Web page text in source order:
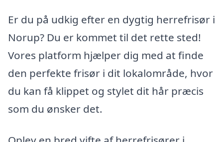
Er du på udkig efter en dygtig herrefrisør i
Norup? Du er kommet til det rette sted!
Vores platform hjælper dig med at finde
den perfekte frisør i dit lokalområde, hvor
du kan få klippet og stylet dit hår præcis
som du ønsker det.